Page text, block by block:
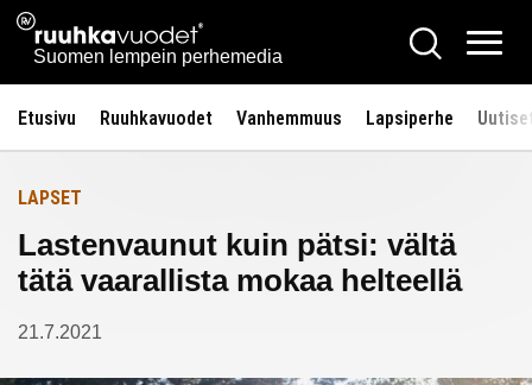
Siirry
sisältöön
Ruuhkavuodet.fi
Suomen lempein perhemedia
Hae
Etusivu Ruuhkavuodet Vanhemmuus Lapsiperhe
Etusivulle
LAPSET
Lastenvaunut kuin pätsi: vältä
tätä vaarallista mokaa helteellä
21.7.2021